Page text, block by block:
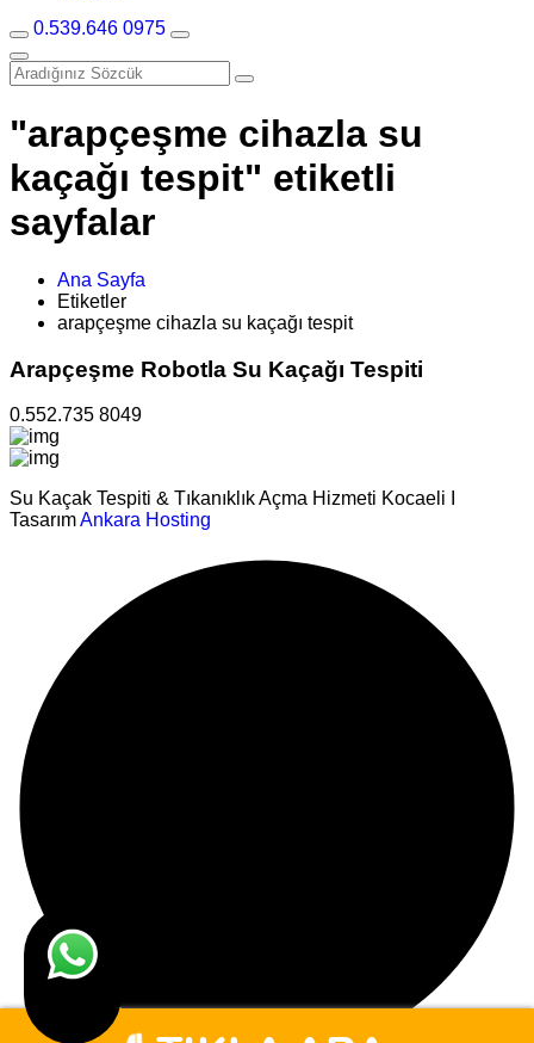
0.539.646 0975
"arapçeşme cihazla su
kaçağı tespit" etiketli
sayfalar
Ana Sayfa
Etiketler
arapçeşme cihazla su kaçağı tespit
Arapçeşme Robotla Su Kaçağı Tespiti
0.552.735 8049
Su Kaçak Tespiti & Tıkanıklık Açma Hizmeti Kocaeli I
TasarımAnkara Hosting